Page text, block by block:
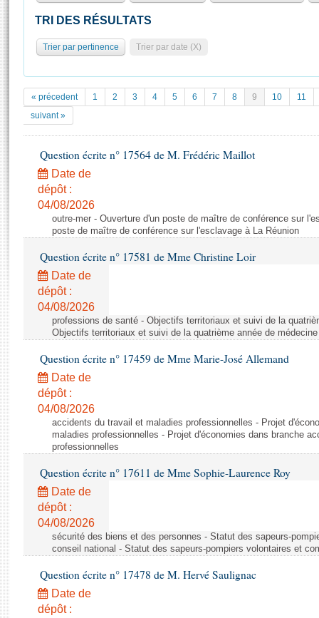
Pétitions
Documents parlementaires
Projets de loi
Propositions de loi
Amendements
Textes adoptés
Rapports d'information
Rapports législatifs
Rapports sur l'application des lois
Baromètre de l’application des lois
Dossiers législatifs
Budget et sécurité sociale
Questions écrites et orales
Comptes rendus des débats
Statistiques et chiffres clés
Documents de référence
( Constitution | Règlement de l'Assemblée ... )
Histoire
Juniors
Anciennes législatures
Liens vers les sites publics
La Bibliothèque
Les archives
Contacts et plan d'accès
Photos libres de droit
TRI DES RÉSULTATS
Trier par pertinence Trier par date (X)
« précedent 1 2 3 4 5 6 7 8 9 10
11
suivant »
Question écrite n° 17564 de M. Frédéric Maillot
Date de
dépôt :
04/08/2026
outre-mer - Ouverture d'un poste de maître de conférence sur
poste de maître de conférence sur l'esclavage à La Réunion
Question écrite n° 17581 de Mme Christine Loir
Date de
dépôt :
04/08/2026
professions de santé - Objectifs territoriaux et suivi de la
Objectifs territoriaux et suivi de la quatrième année de médecine
Question écrite n° 17459 de Mme Marie-José Allemand
Date de
dépôt :
04/08/2026
accidents du travail et maladies professionnelles - Projet
maladies professionnelles - Projet d'économies dans branche
professionnelles
Question écrite n° 17611 de Mme Sophie-Laurence Roy
Date de
dépôt :
04/08/2026
sécurité des biens et des personnes - Statut des sapeurs-
conseil national - Statut des sapeurs-pompiers volontaires et
Question écrite n° 17478 de M. Hervé Saulignac
Date de
dépôt :